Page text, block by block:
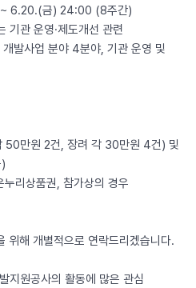
6.20.(금) 24:00 (8주간)
기관 운영·제도개선 관련
발사업 분야 4분야, 기관 운영 및
50만원 2건, 장려 각 30만원 4건) 및
리상품권, 참가상의 경우
위해 개별적으로 연락드리겠습니다.
지원공사의 활동에 많은 관심